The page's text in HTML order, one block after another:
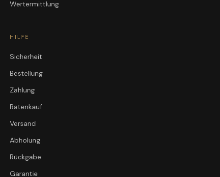
Wertermittlung
HILFE
Sicherheit
Bestellung
Zahlung
Ratenkauf
Versand
Abholung
Rückgabe
Garantie